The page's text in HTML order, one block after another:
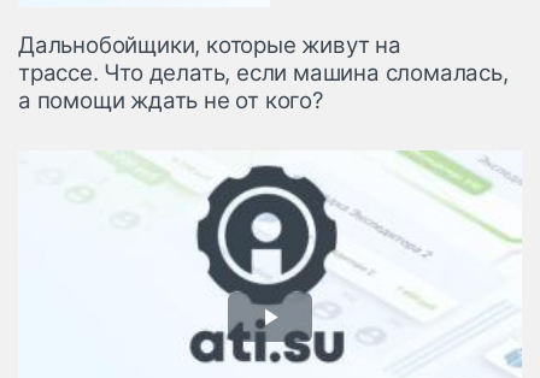
Дальнобойщики, которые живут на
трассе. Что делать, если машина сломалась,
а помощи ждать не от кого?